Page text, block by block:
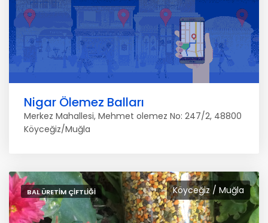
Nigar Ölemez Balları
Merkez Mahallesi, Mehmet olemez No: 247/2, 48800
Köyceğiz/Muğla
Köyceğiz / Muğla
BAL ÜRETIM ÇIFTLIĞI